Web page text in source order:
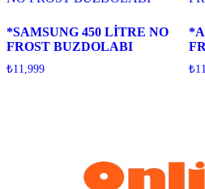
*SAMSUNG 450 LİTRE NO
FROST BUZDOLABI
₺11,999 ₺